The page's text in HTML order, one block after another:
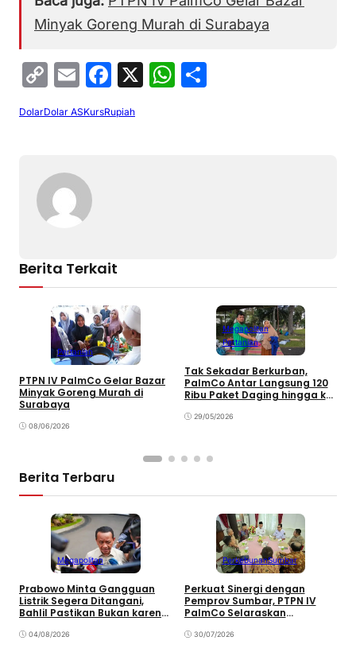
Minyak Goreng Murah di Surabaya
C
o
p
Li
n
k
E
m
ai
F
a
c
X
W
DolarDolar ASKursRupiah
Berita Terkait
Pertanian
PTPN IV PalmCo Gelar Bazar
Minyak Goreng Murah di
Surabaya
08/06/2026
Megapolitan
Pertanian
Tak Sekadar Berkurban,
PalmCo Antar Langsung 120
Ribu Paket Daging hingga ke
29/05/2026
Berita Terbaru
Megapolitan
Prabowo Minta Gangguan
Listrik Segera Ditangani,
Bahlil Pastikan Bukan karena
04/08/2026
PerkebunanSumbar
Perkuat Sinergi dengan
Pemprov Sumbar, PTPN IV
PalmCo Selaraskan
Pembangunan Daerah
30/07/2026